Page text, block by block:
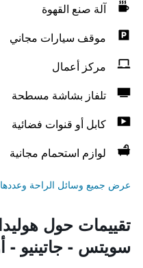
آلة صنع القهوة
موقف سيارات مجاني
مركز أعمال
تلفاز بشاشة مسطحة
كابل أو قنوات فضائية
لوازم استحمام مجانية
عرض جميع وسائل الراحة وعددها 66
تقييمات حول
سويتس - جاتينيو -